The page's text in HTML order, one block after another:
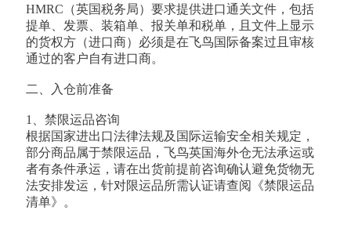
HMRC（英国税务局）要求提供进口通关文件，包括
提单、发票、装箱单、报关单和税单，且文件上显示
的货权方（进口商）必须是在飞鸟国际备案过且审核
通过的客户自有进口商。
二、入仓前准备
1、禁限运品咨询
根据国家进出口法律法规及国际运输安全相关规定，
部分商品属于禁限运品，飞鸟英国海外仓无法承运或
者有条件承运，请在出货前提前咨询确认避免货物无
法安排发运，针对限运品所需认证请查阅《禁限运品
清单》。